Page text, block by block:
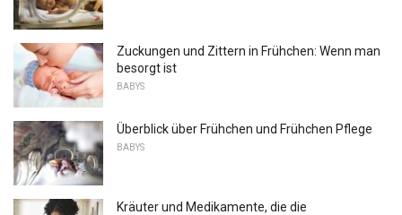
Zuckungen und Zittern in Frühchen: Wenn man
besorgt ist
BABYS
Überblick über Frühchen und Frühchen Pflege
BABYS
Kräuter und Medikamente, die die